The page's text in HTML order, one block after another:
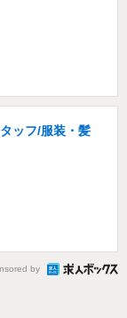
ッフ/服装・髪
by